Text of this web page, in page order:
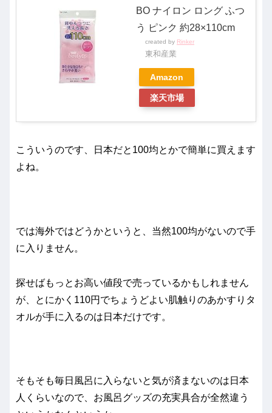
BO ナイロン ロング ふつ
う ピンク 約28×110cm
created by Rinker
東和産業
Amazon
楽天市場
こういうのです、日本だと100均とかで簡単に買えます
よね。
では海外ではどうかというと、当然100均がないので手
に入りません。
探せばもっとお高い値段で売っているかもしれません
が、とにかく110円でちょうどよい肌触りのあかすりタ
オルが手に入るのは日本だけです。
そもそも毎日風呂に入らないと気が済まないのは日本
人くらいなので、お風呂グッズの充実具合が全然違う